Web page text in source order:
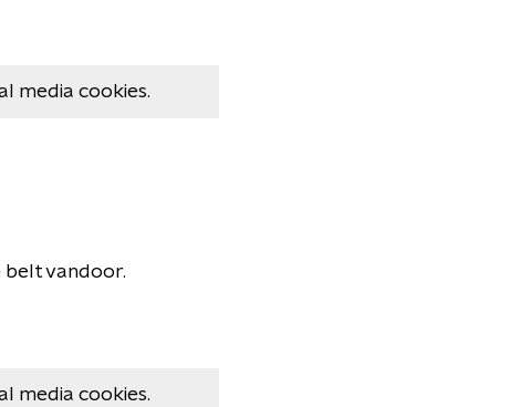
media cookies.
belt vandoor.
media cookies.